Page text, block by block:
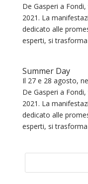
De Gasperi a
2021. La
dedicato alle
esperti, si
Summer Day
Il 27 e 28 agosto,
De Gasperi a
2021. La
dedicato alle
esperti, si